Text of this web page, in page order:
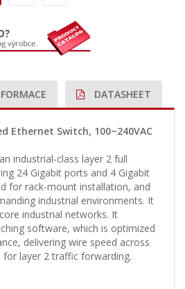
DATASHEET
Ethernet Switch, 100~240VAC
industrial-class layer 2 full
24 Gigabit ports and 4 Gigabit
for rack-mount installation, and
industrial environments. It
industrial networks. It
software, which is optimized
delivering wire speed across
for layer 2 traffic forwarding.